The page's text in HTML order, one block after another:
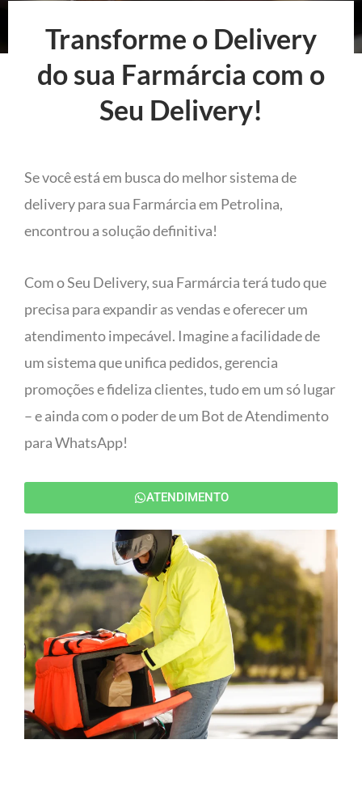
Transforme o Delivery
do sua Farmárcia com o
Seu Delivery!
Se você está em busca do melhor sistema de
delivery para sua Farmárcia em Petrolina,
encontrou a solução definitiva!
Com o Seu Delivery, sua Farmárcia terá tudo que
precisa para expandir as vendas e oferecer um
atendimento impecável. Imagine a facilidade de
um sistema que unifica pedidos, gerencia
promoções e fideliza clientes, tudo em um só lugar
– e ainda com o poder de um Bot de Atendimento
para WhatsApp!
ATENDIMENTO